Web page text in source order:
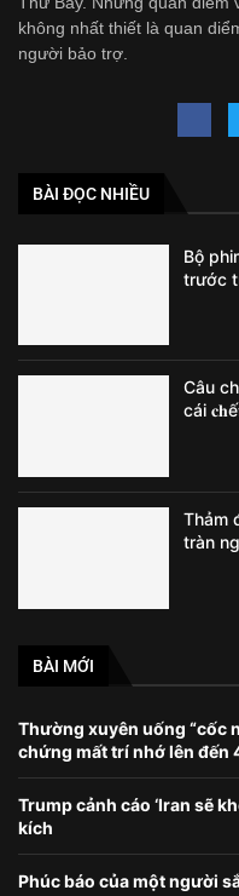
không nhất thiết là quan
người bảo trợ.
BÀI ĐỌC NHIỀU
Bộ
trước
Câu
cái
Thảm
tràn
BÀI MỚI
Thường xuyên uống “cốc
chứng mất trí nhớ lên đến
Trump cảnh cáo ‘Iran sẽ
kích
Phúc báo của một người